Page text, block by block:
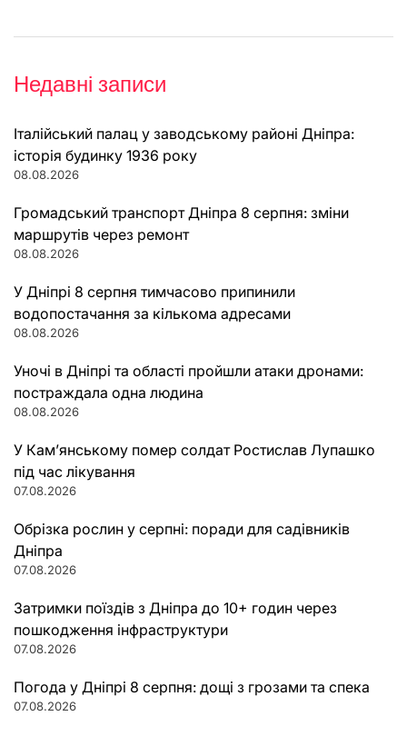
Недавні записи
Італійський палац у заводському районі Дніпра:
історія будинку 1936 року
08.08.2026
Громадський транспорт Дніпра 8 серпня: зміни
маршрутів через ремонт
08.08.2026
У Дніпрі 8 серпня тимчасово припинили
водопостачання за кількома адресами
08.08.2026
Уночі в Дніпрі та області пройшли атаки дронами:
постраждала одна людина
08.08.2026
У Кам’янському помер солдат Ростислав Лупашко
під час лікування
07.08.2026
Обрізка рослин у серпні: поради для садівників
Дніпра
07.08.2026
Затримки поїздів з Дніпра до 10+ годин через
пошкодження інфраструктури
07.08.2026
Погода у Дніпрі 8 серпня: дощі з грозами та спека
07.08.2026